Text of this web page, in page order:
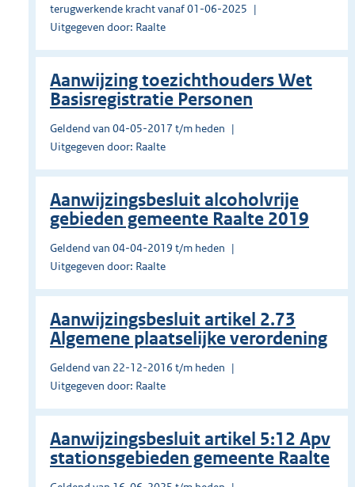
terugwerkende kracht vanaf 01-06-2025
Uitgegeven door: Raalte
Aanwijzing toezichthouders Wet
Basisregistratie Personen
Geldend van 04-05-2017 t/m heden
Uitgegeven door: Raalte
Aanwijzingsbesluit alcoholvrije
gebieden gemeente Raalte 2019
Geldend van 04-04-2019 t/m heden
Uitgegeven door: Raalte
Aanwijzingsbesluit artikel 2.73
Algemene plaatselijke verordening
Geldend van 22-12-2016 t/m heden
Uitgegeven door: Raalte
Aanwijzingsbesluit artikel 5:12 Apv
stationsgebieden gemeente Raalte